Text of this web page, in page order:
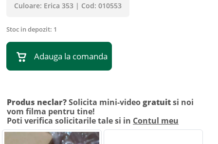
Culoare: Erica 353 | Cod: 010553
Stoc in depozit: 1
Adauga la comanda
Produs neclar?Solicita mini-video gratuitsi noi
vom filma pentru tine!
Poti verifica solicitarile tale si in Contul meu